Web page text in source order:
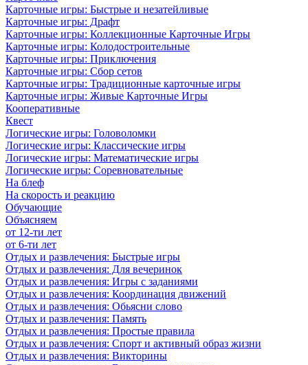
Карточные игры: Быстрые и незатейливые
Карточные игры: Драфт
Карточные игры: Коллекционные Карточные Игры
Карточные игры: Колодостроительные
Карточные игры: Приключения
Карточные игры: Сбор сетов
Карточные игры: Традиционные карточные игры
Карточные игры: Живые Карточные Игры
Кооперативные
Квест
Логические игры: Головоломки
Логические игры: Классические игры
Логические игры: Математические игры
Логические игры: Соревновательные
На блеф
На скорость и реакцию
Обучающие
Объясняем
от 12-ти лет
от 6-ти лет
Отдых и развлечения: Быстрые игры
Отдых и развлечения: Для вечеринок
Отдых и развлечения: Игры с заданиями
Отдых и развлечения: Координация движений
Отдых и развлечения: Обьясни слово
Отдых и развлечения: Память
Отдых и развлечения: Простые правила
Отдых и развлечения: Спорт и активный образ жизни
Отдых и развлечения: Викторины